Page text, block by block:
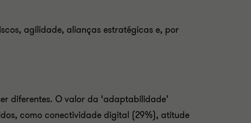
agilidade, alianças estratégicas e, por
diferentes. O valor da ‘adaptabilidade’
como conectividade digital (29%), atitude